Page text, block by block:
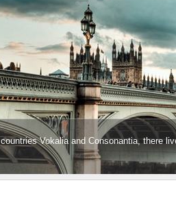
Vokalia and Consonantia, there
1 3 4 5